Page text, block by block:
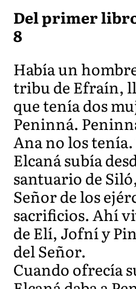
Del primer libro
8
Había un
tribu de Efraín,
que tenía dos
Peninná.
Ana no los
Elcaná subía
santuario de
Señor de los
sacrificios. Ahí
de Elí, Jofní y
del Señor.
Cuando ofrecía